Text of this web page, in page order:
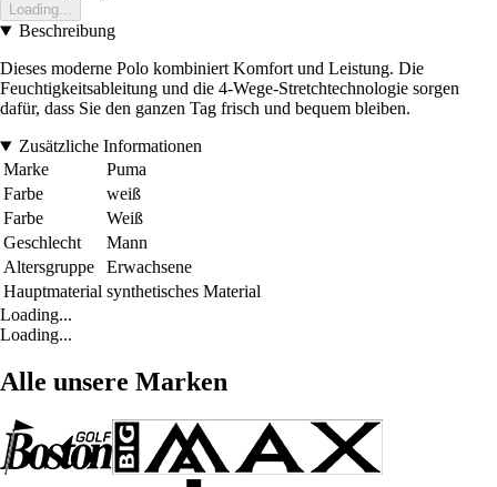
Loading...
Beschreibung
Dieses moderne Polo kombiniert Komfort und Leistung. Die
Feuchtigkeitsableitung und die 4-Wege-Stretchtechnologie sorgen
dafür, dass Sie den ganzen Tag frisch und bequem bleiben.
Zusätzliche Informationen
Marke
Puma
Farbe
weiß
Farbe
Weiß
Geschlecht
Mann
Altersgruppe
Erwachsene
Hauptmaterial synthetisches Material
Loading...
Loading...
Alle unsere Marken